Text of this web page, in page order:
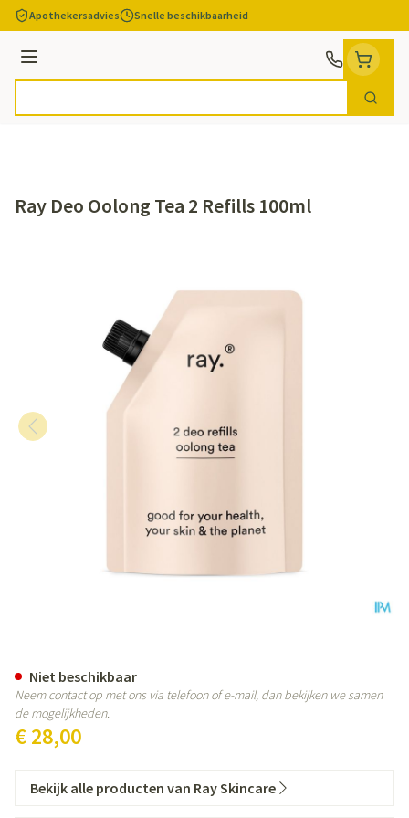
Ga naar de inhoud
Apothekersadvies Snelle beschikbaarheid
Menu
Zoek
Ray Deo Oolong Tea 2 Refills 100ml
€ 28,00
Niet beschikbaar
Neem contact op met ons via telefoon of e-mail, dan bekijken we samen
de mogelijkheden.
Bekijk alle producten van Ray Skincare